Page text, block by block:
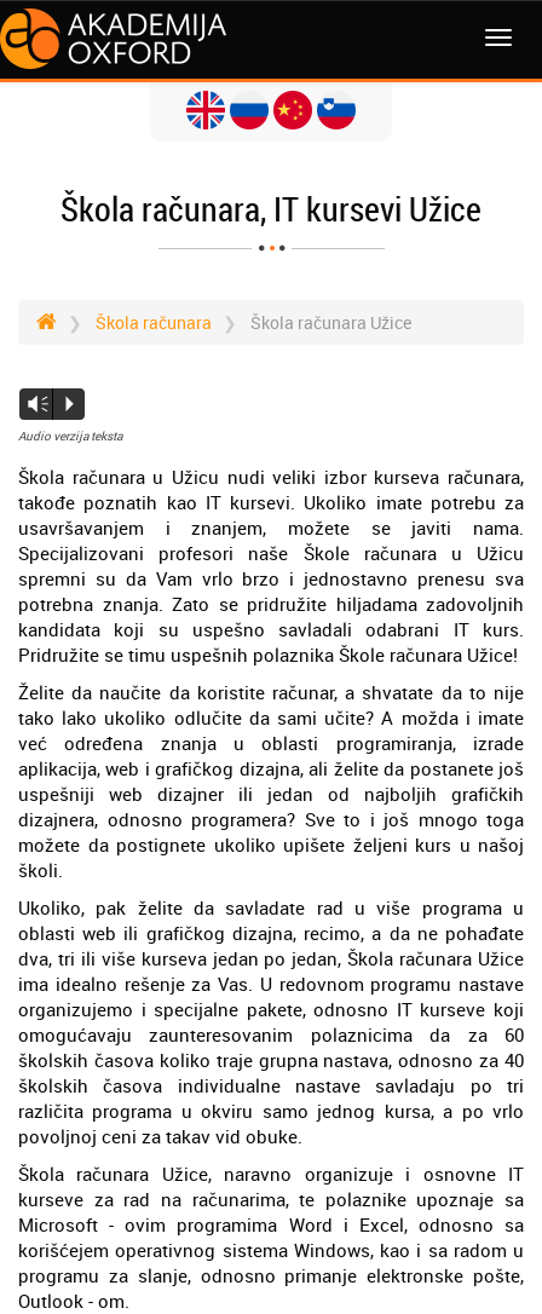
Škola računara, IT kursevi Užice
Škola računara Škola računara Užice
Vm
P
Audio verzija teksta
Škola računara u Užicu nudi veliki izbor kurseva računara,
takođe poznatih kao IT kursevi. Ukoliko imate potrebu za
usavršavanjem i znanjem, možete se javiti nama.
Specijalizovani profesori naše Škole računara u Užicu
spremni su da Vam vrlo brzo i jednostavno prenesu sva
potrebna znanja. Zato se pridružite hiljadama zadovoljnih
kandidata koji su uspešno savladali odabrani IT kurs.
Pridružite se timu uspešnih polaznika Škole računara Užice!
Želite da naučite da koristite računar, a shvatate da to nije
tako lako ukoliko odlučite da sami učite? A možda i imate
već određena znanja u oblasti programiranja, izrade
aplikacija, web i grafičkog dizajna, ali želite da postanete još
uspešniji web dizajner ili jedan od najboljih grafičkih
dizajnera, odnosno programera? Sve to i još mnogo toga
možete da postignete ukoliko upišete željeni kurs u našoj
školi.
Ukoliko, pak želite da savladate rad u više programa u
oblasti web ili grafičkog dizajna, recimo, a da ne pohađate
dva, tri ili više kurseva jedan po jedan, Škola računara Užice
ima idealno rešenje za Vas. U redovnom programu nastave
organizujemo i specijalne pakete, odnosno IT kurseve koji
omogućavaju zaunteresovanim polaznicima da za 60
školskih časova koliko traje grupna nastava, odnosno za 40
školskih časova individualne nastave savladaju po tri
različita programa u okviru samo jednog kursa, a po vrlo
povoljnoj ceni za takav vid obuke.
Škola računara Užice, naravno organizuje i osnovne IT
kurseve za rad na računarima, te polaznike upoznaje sa
Microsoft - ovim programima Word i Excel, odnosno sa
korišćejem operativnog sistema Windows, kao i sa radom u
programu za slanje, odnosno primanje elektronske pošte,
Outlook - om.